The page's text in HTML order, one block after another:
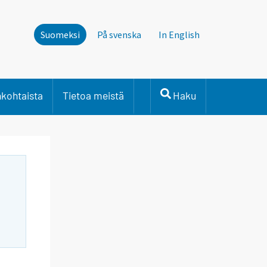
Suomeksi På svenska In English
Tietoa meistä Haku